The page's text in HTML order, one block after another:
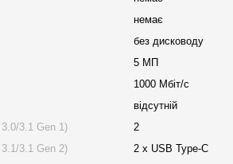
немає
без дисководу
5 МП
1000 Мбіт/с
відсутній
3.1 Gen 1)
2
3.1 Gen 2)
2 x USB Type-C